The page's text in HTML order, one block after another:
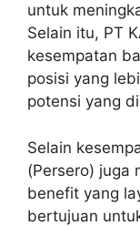
untuk
Selain itu, PT
kesempatan
posisi yang
potensi yang
Selain
(Persero) juga
benefit yang
bertujuan